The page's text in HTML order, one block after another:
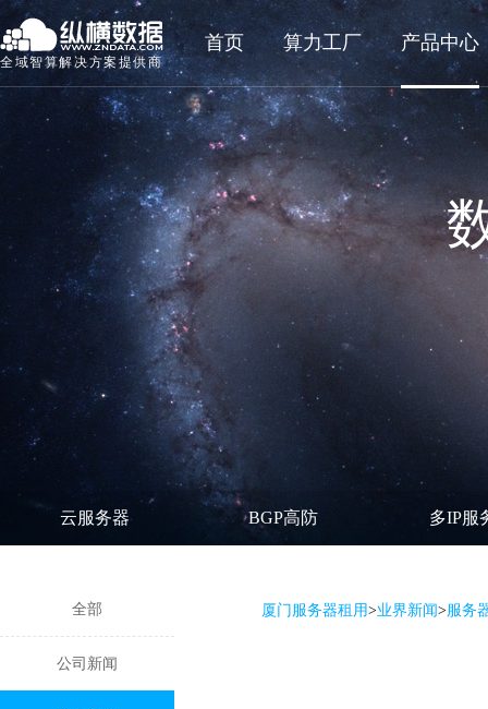
全域智算解决方案提供商
首页 算力工厂 产品中心
云服务器 BGP高防 多IP服
全部
公司新闻
厦门服务器租用>业界新闻>服务